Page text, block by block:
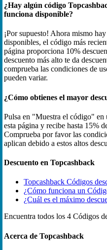
¿Hay algún código
funciona disponible?
¡Por supuesto! Ahora mismo
disponibles, el código más
página proporciona 10%
descuento más alto te da
comprueba las condiciones de
pueden variar.
¿Cómo obtienes el mayor
Pulsa en "Muestra el código" en
esta página y recibe hasta 15%
Comprueba por favor las
aplican debido a estos altos
Descuento en Topcashback
Topcashback Códigos
¿Cómo funciona un
¿Cuál es el máximo
Encuentra todos los 4 Códigos
Acerca de Topcashback